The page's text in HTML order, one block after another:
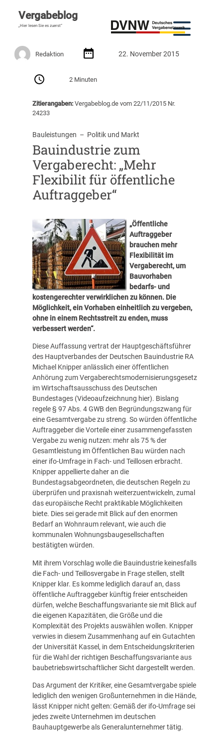
Vergabeblog
„Hier lesen Sie es zuerst“
Redaktion 22. November 2015
2 Minuten
Zitierangaben:Vergabeblog.de vom 22/11/2015 Nr.
24233
Bauleistungen
  –
Politik und Markt
Bauindustrie zum
Vergaberecht: „Mehr
Flexibilit für öffentliche
Auftraggeber“
„Öffentliche
Auftraggeber
brauchen mehr
Flexibilität im
Vergaberecht, um
Bauvorhaben
bedarfs- und
kostengerechter verwirklichen zu können. Die
Möglichkeit, ein Vorhaben einheitlich zu vergeben,
ohne in einem Rechtsstreit zu enden, muss
verbessert werden“.
Diese Auffassung vertrat der Hauptgeschäftsführer
des Hauptverbandes der Deutschen Bauindustrie RA
Michael Knipper anlässlich einer öffentlichen
Anhörung zum Vergaberechtsmodernisierungsgesetz
im Wirtschaftsausschuss des Deutschen
Bundestages (Videoaufzeichnung hier). Bislang
regele § 97 Abs. 4 GWB den Begründungszwang für
eine Gesamtvergabe zu streng. So würden öffentliche
Auftraggeber die Vorteile einer zusammengefassten
Vergabe zu wenig nutzen: mehr als 75 % der
Gesamtleistung im Öffentlichen Bau würden nach
einer ifo-Umfrage in Fach- und Teillosen erbracht.
Knipper appellierte daher an die
Bundestagsabgeordneten, die deutschen Regeln zu
überprüfen und praxisnah weiterzuentwickeln, zumal
das europäische Recht praktikable Möglichkeiten
biete. Dies sei gerade mit Blick auf den enormen
Bedarf an Wohnraum relevant, wie auch die
kommunalen Wohnungsbaugesellschaften
bestätigten würden.
Mit ihrem Vorschlag wolle die Bauindustrie keinesfalls
die Fach- und Teillosvergabe in Frage stellen, stellt
Knipper klar. Es komme lediglich darauf an, dass
öffentliche Auftraggeber künftig freier entscheiden
dürfen, welche Beschaffungsvariante sie mit Blick auf
die eigenen Kapazitäten, die Größe und die
Komplexität des Projekts auswählen wollen. Knipper
verwies in diesem Zusammenhang auf ein Gutachten
der Universität Kassel, in dem Entscheidungskriterien
für die Wahl der richtigen Beschaffungsvariante aus
baubetriebswirtschaftlicher Sicht dargestellt werden.
Das Argument der Kritiker, eine Gesamtvergabe spiele
lediglich den wenigen Großunternehmen in die Hände,
lässt Knipper nicht gelten: Gemäß der ifo-Umfrage sei
jedes zweite Unternehmen im deutschen
Bauhauptgewerbe als Generalunternehmer tätig.